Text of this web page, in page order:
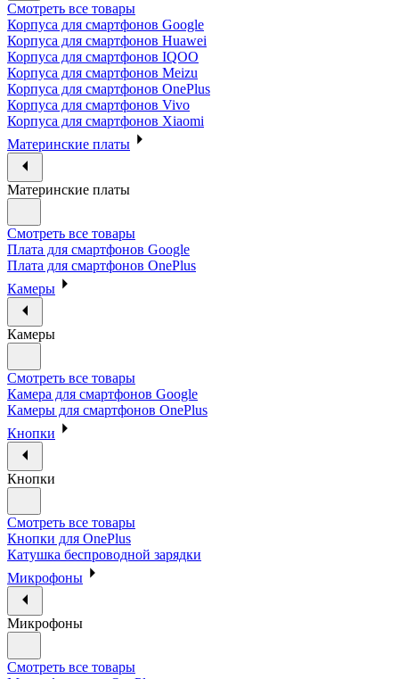
Смотреть все товары
Корпуса для смартфонов Google
Корпуса для смартфонов Huawei
Корпуса для смартфонов IQOO
Корпуса для смартфонов Meizu
Корпуса для смартфонов OnePlus
Корпуса для смартфонов Vivo
Корпуса для смартфонов Xiaomi
Материнские платы
Материнские платы
Смотреть все товары
Плата для смартфонов Google
Плата для смартфонов OnePlus
Камеры
Камеры
Смотреть все товары
Камера для смартфонов Google
Камеры для смартфонов OnePlus
Кнопки
Кнопки
Смотреть все товары
Кнопки для OnePlus
Катушка беспроводной зарядки
Микрофоны
Микрофоны
Смотреть все товары